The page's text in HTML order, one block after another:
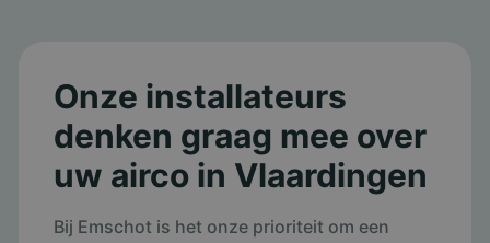
Onze installateurs
denken graag mee over
uw airco in Vlaardingen
Bij Emschot is het onze prioriteit om een